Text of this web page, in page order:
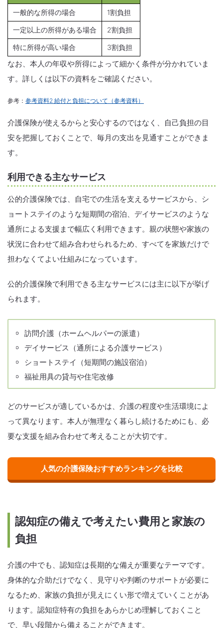
一般的な所得の場合 1割負担
一定以上の所得がある場合 2割負担
特に所得が高い場合 3割負担
なお、本人の年収や所得によって細かく条件が分かれていま
す。詳しくは以下の資料をご確認ください。
参考： 参考資料2 給付と負担について（参考資料）
介護保険が使えるからと安心するのではなく、自己負担の目
安を把握しておくことで、毎月の支出を見通すことができま
す。
利用できる主なサービス
公的介護保険では、自宅での生活を支えるサービスから、シ
ョートステイのような短期間の宿泊、デイサービスのような
通所による支援まで幅広く利用できます。親の状態や家族の
状況に合わせて組み合わせられるため、すべてを家族だけで
担わなくてよい仕組みになっています。
公的介護保険で利用できる主なサービスには主に以下が挙げ
られます。
訪問介護（ホームヘルパーの派遣）
デイサービス（通所による介護サービス）
ショートステイ（短期間の施設宿泊）
福祉用具の貸与や住宅改修
どのサービスが適しているかは、介護の程度や生活環境によ
って異なります。本人が無理なく暮らし続けるためにも、必
要な支援を組み合わせて考えることが大切です。
人気の介護保険おすすめランキングを比較
認知症の備えで考えたい費用と家族の
負担
介護の中でも、認知症は長期的な備えが重要なテーマです。
身体的な介助だけでなく、見守りや判断のサポートが必要に
なるため、家族の負担が見えにくい形で増えていくことがあ
ります。認知症特有の負担をあらかじめ理解しておくこと
で、早い段階から備えることができます。